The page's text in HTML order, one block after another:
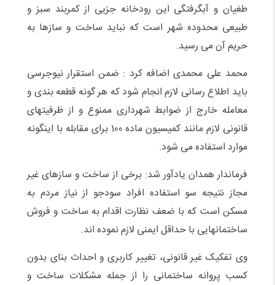
طغیان و آبگرفتگی این رودخانه جزیی از کمربند سبز و
طبیعی محدوده شهر است که نباید ساخت و سازها به
حریم آن می رسید.
محمد علی محمدی اضافه کرد : ضمن استقرار نیوجرسی
باید اطلاع رسانی لازم انجام شود که هر گونه قطعه بندی و
معامله خارج از ضوابط شهرداری ممنوع و از ظرفیتهای
قانونی لازم مانند کمیسیون ماده 100 برای مقابله با اینگونه
موارد استفاده می شود.
فرماندار همدان یادآور شد: برخی از ساخت و سازهای غیر
مجاز نتیجه سو استفاده افراد سودجو از نیاز مردم به
مسکن است که با ضعف نظارت اقدام به ساخت و فروش
ساختمانهایی با حداقل ایمنی لازم نموده اند.
وی تفکیک غیر قانونی، تغییر کاربری و احداث بنای بدون
کسب پروانه ساختمانی را از جمله مشکلات ساخت و